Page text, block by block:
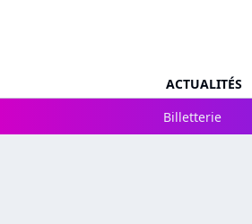
ACTUALITÉS
Billetterie